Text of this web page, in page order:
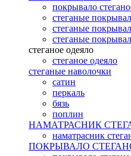
покрывало
стеганые
стеганые
стеганые
стеганое одеяло
стеганое одеяло
стеганые наволочки
сатин
перкаль
бязь
поплин
НАМАТРАСНИК
наматрасник
ПОКРЫВАЛО